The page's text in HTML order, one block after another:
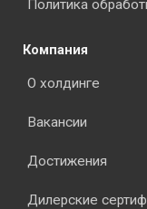
Политика
Компания
О холдинге
Вакансии
Достижения
Дилерские